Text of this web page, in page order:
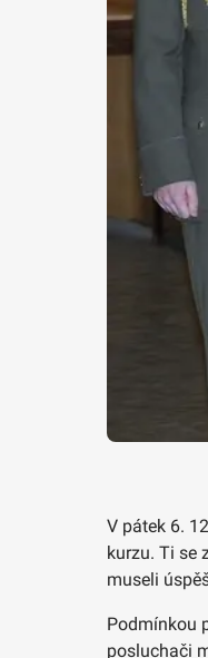
V pátek 6.
kurzu. Ti se
museli
Podmínkou
posluchači